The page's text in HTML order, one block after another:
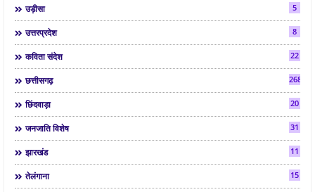
उड़ीसा 5
उत्तरप्रदेश 8
कविता संदेश 22
छत्तीसगढ़ 268
छिंदवाड़ा 20
जनजाति विशेष 31
झारखंड 11
तेलंगाना 15